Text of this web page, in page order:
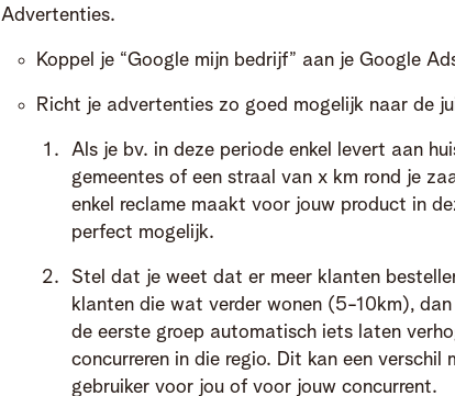
Advertenties.
Koppel je “Google mijn bedrijf” aan je Google
Richt je advertenties zo goed mogelijk naar de
Als je bv. in deze periode enkel levert aan
gemeentes of een straal van x km rond je
enkel reclame maakt voor jouw product in
perfect mogelijk.
Stel dat je weet dat er meer klanten
klanten die wat verder wonen (5-10km),
de eerste groep automatisch iets laten
concurreren in die regio. Dit kan een verschil
gebruiker voor jou of voor jouw concurrent.